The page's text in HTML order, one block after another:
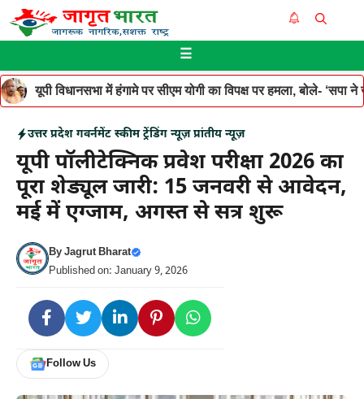
Skip
to
☰
यूपी विधानसभा में हंगामे पर सीएम योगी का विपक्ष पर हमला, बोले- ‘सपा ने
उत्तर प्रदेश गवर्नमेंट स्कीम ट्रेंडिंग न्यूज़ प्रांतीय न्यूज़
यूपी पॉलीटेक्निक प्रवेश परीक्षा 2026 का
पूरा शेड्यूल जारी: 15 जनवरी से आवेदन,
मई में एग्जाम, अगस्त से सत्र शुरू
ByJagrut Bharat
Published on: January 9, 2026
Follow Us